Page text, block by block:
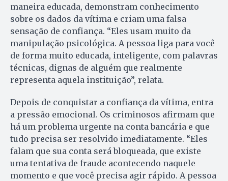
maneira educada, demonstram conhecimento
sobre os dados da vítima e criam uma falsa
sensação de confiança. “Eles usam muito da
manipulação psicológica. A pessoa liga para você
de forma muito educada, inteligente, com palavras
técnicas, dignas de alguém que realmente
representa aquela instituição”, relata.
Depois de conquistar a confiança da vítima, entra
a pressão emocional. Os criminosos afirmam que
há um problema urgente na conta bancária e que
tudo precisa ser resolvido imediatamente. “Eles
falam que sua conta será bloqueada, que existe
uma tentativa de fraude acontecendo naquele
momento e que você precisa agir rápido. A pessoa